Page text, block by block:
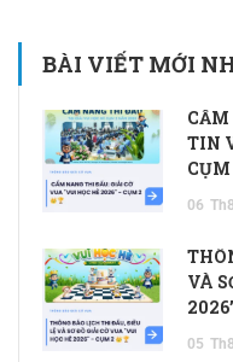
BÀI VIẾT MỚI
TIN
06 Th8
VÀ
05 Th8